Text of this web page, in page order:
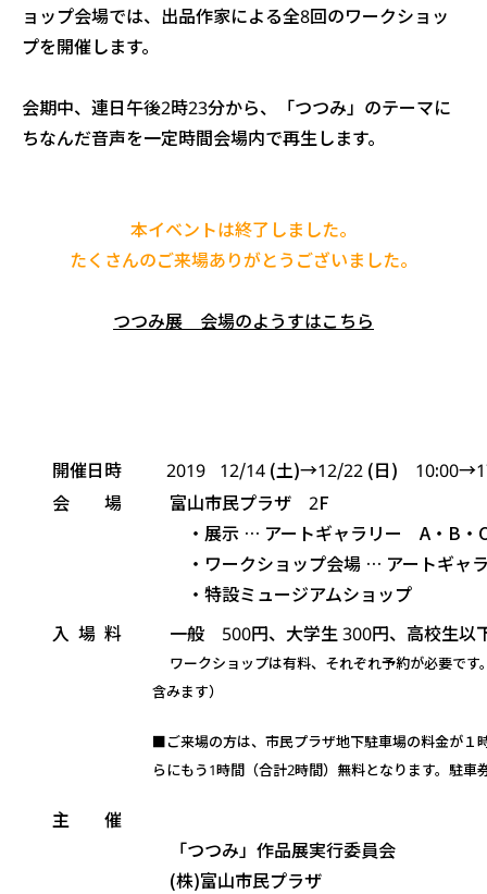
ョップ会場では、出品作家による全8回のワークショッ
プを開催します。
会期中、連日午後2時23分から、「つつみ」のテーマに
ちなんだ音声を一定時間会場内で再生します。
本イベントは終了しました。
たくさんのご来場ありがとうございました。
つつみ展 会場のようすはこちら
開催日時 2019 12/14 (土)→12/22 (日)
会 場
富山市民プラザ 2F
・展示 … アートギャラリー A・B・
・ワークショップ会場 … アートギャ
・特設ミュージアムショップ
入 場 料
一般 500円、大学生 300円、高校生以
ワークショップは有料、それぞれ予約が必要です
含みます）
■ご来場の方は、市民プラザ地下駐車場の料金が１
らにもう1時間（合計2時間）無料となります。駐
主 催
「つつみ」作品展実行委員会
(株)富山市民プラザ